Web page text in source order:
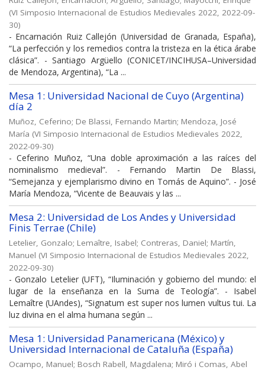
(VI Simposio Internacional de Estudios Medievales 2022, 2022-09-
30)
- Encarnación Ruiz Callejón (Universidad de Granada, España),
“La perfección y los remedios contra la tristeza en la ética árabe
clásica”. - Santiago Argüello (CONICET/INCIHUSA–Universidad
de Mendoza, Argentina), “La ...
Mesa 1: Universidad Nacional de Cuyo (Argentina)
día 2
Muñoz, Ceferino; De Blassi, Fernando Martin; Mendoza, José
María (VI Simposio Internacional de Estudios Medievales 2022,
2022-09-30)
- Ceferino Muñoz, “Una doble aproximación a las raíces del
nominalismo medieval”. - Fernando Martin De Blassi,
“Semejanza y ejemplarismo divino en Tomás de Aquino”. - José
María Mendoza, “Vicente de Beauvais y las ...
Mesa 2: Universidad de Los Andes y Universidad
Finis Terrae (Chile)
Letelier, Gonzalo; Lemaître, Isabel; Contreras, Daniel; Martín,
Manuel (VI Simposio Internacional de Estudios Medievales 2022,
2022-09-30)
- Gonzalo Letelier (UFT), “Iluminación y gobierno del mundo: el
lugar de la enseñanza en la Suma de Teología”. - Isabel
Lemaître (UAndes), “Signatum est super nos lumen vultus tui. La
luz divina en el alma humana según ...
Mesa 1: Universidad Panamericana (México) y
Universidad Internacional de Cataluña (España)
Ocampo, Manuel; Bosch Rabell, Magdalena; Miró i Comas, Abel